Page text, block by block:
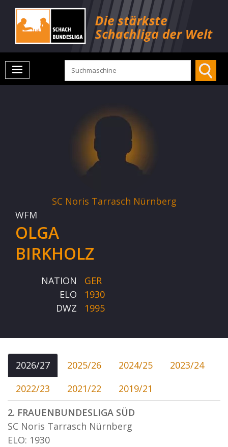
SC Noris Tarrasch Nürnberg
WFM
OLGA
BIRKHOLZ
NATION
GER
ELO
1930
DWZ
1995
2026/27 2025/26 2024/25
2023/24
2022/23
2021/22
2019/21
2. FRAUENBUNDESLIGA SÜD
SC Noris Tarrasch Nürnberg
ELO: 1930